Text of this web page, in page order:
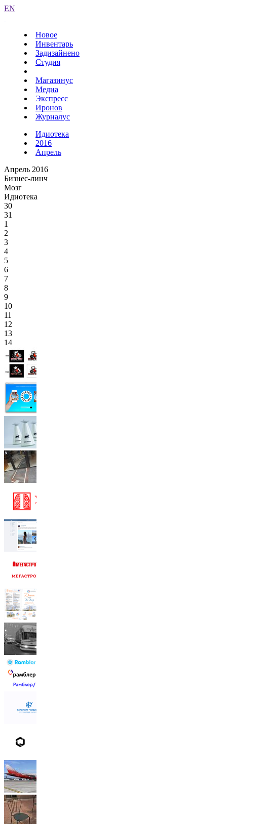
EN
Новое
Инвентарь
Задизайнено
Студия
Магазинус
Медиа
Экспресс
Иронов
Журналус
Идиотека
2016
Апрель
Апрель 2016
Бизнес-линч
Мозг
Идиотека
30
31
1
2
3
4
5
6
7
8
9
10
11
12
13
14